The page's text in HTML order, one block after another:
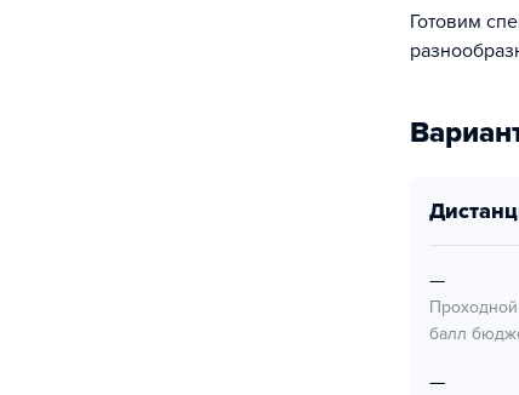
Готовим
—
Проходной
балл
—